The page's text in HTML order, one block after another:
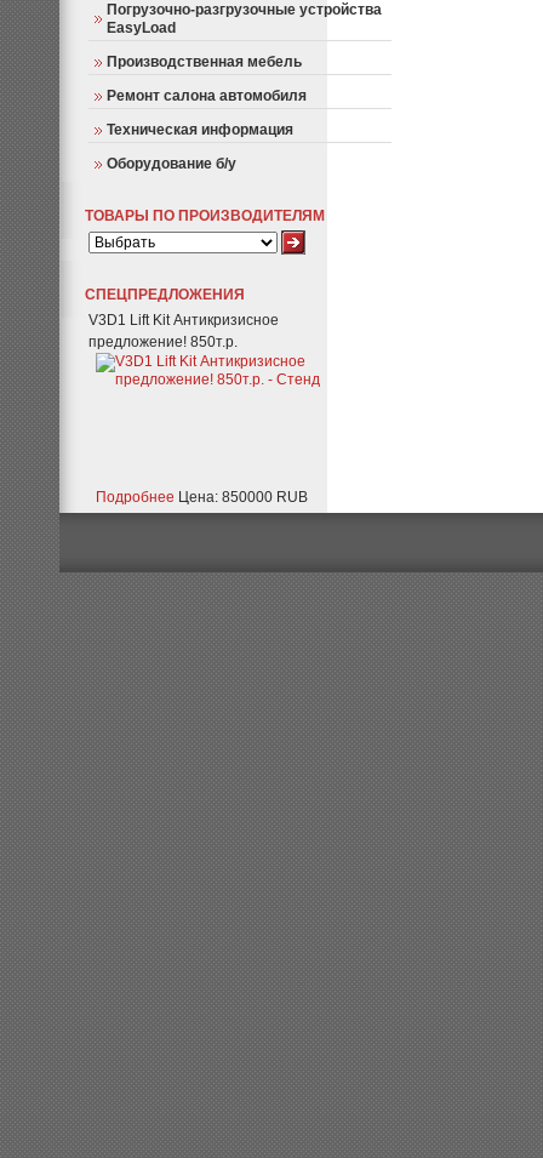
Погрузочно-разгрузочные устройства
EasyLoad
Производственная мебель
Ремонт салона автомобиля
Техническая информация
Оборудование б/у
ТОВАРЫ ПО ПРОИЗВОДИТЕЛЯМ
СПЕЦПРЕДЛОЖЕНИЯ
V3D1 Lift Kit Антикризисное
предложение! 850т.р.
Подробнее Цена: 850000 RUB